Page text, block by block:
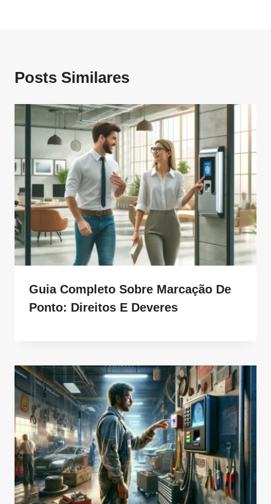
Posts Similares
Guia Completo Sobre Marcação De
Ponto: Direitos E Deveres